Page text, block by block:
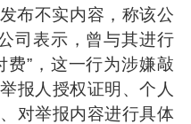
布不实内容，称该公
司表示，曾与其进行
费”，这一行为涉嫌敲
报人授权证明、个人
对举报内容进行具体